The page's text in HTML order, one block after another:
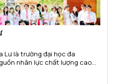
Lư là trường đại học đa
nhân lực chất lượng cao,
khoa học công nghệ đáp
xã hội của địa phương và...